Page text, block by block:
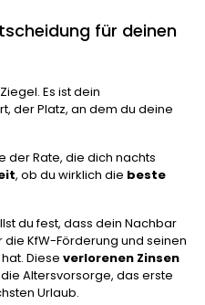
für deinen
Es ist dein
der Platz, an dem du deine
der Rate, die dich nachts
, ob du wirklich die beste
du fest, dass dein Nachbar
die KfW-Förderung und seinen
Diese verlorenen Zinsen
Altersvorsorge, das erste
Urlaub.